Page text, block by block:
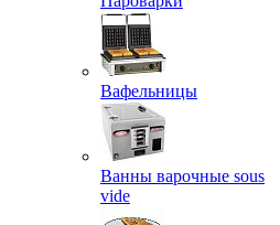
Вафельницы
Ванны варочные sous
vide